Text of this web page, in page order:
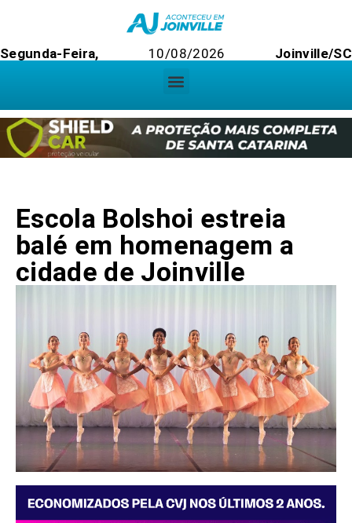
Segunda-Feira, 10/08/2026 Joinville/SC
Escola Bolshoi estreia
balé em homenagem a
cidade de Joinville